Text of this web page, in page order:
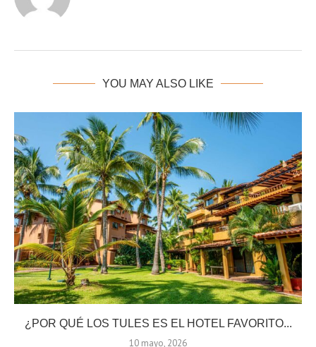
YOU MAY ALSO LIKE
¿POR QUÉ LOS TULES ES EL HOTEL FAVORITO...
10 mayo, 2026